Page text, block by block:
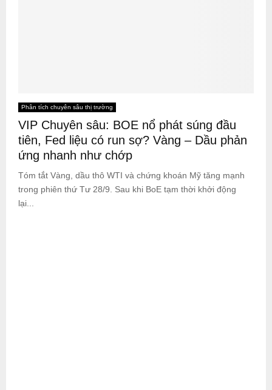
Phân tích chuyên sâu thị trường
VIP Chuyên sâu: BOE nổ phát súng đầu
tiên, Fed liệu có run sợ? Vàng – Dầu phản
ứng nhanh như chớp
Tóm tắt Vàng, dầu thô WTI và chứng khoán Mỹ tăng mạnh
trong phiên thứ Tư 28/9. Sau khi BoE tạm thời khởi động
lại...